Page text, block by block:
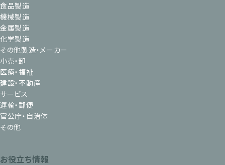
食品製造
機械製造
金属製造
化学製造
その他製造・メーカー
小売・卸
医療・福祉
建設・不動産
サービス
運輸・郵便
官公庁・自治体
その他
お役立ち情報